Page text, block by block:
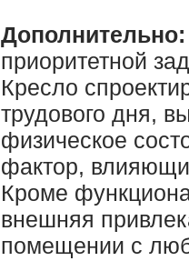
Дополнительно:
приоритетной
Кресло
трудового дня,
физическое
фактор,
Кроме
внешняя
помещении с